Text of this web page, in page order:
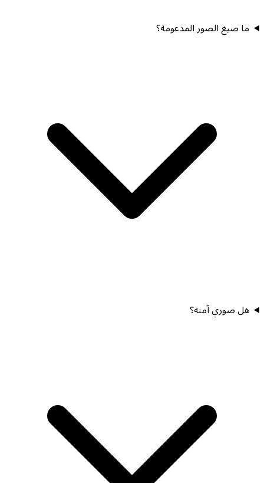
ما صيغ الصور المدعومة؟
هل صوري آمنة؟